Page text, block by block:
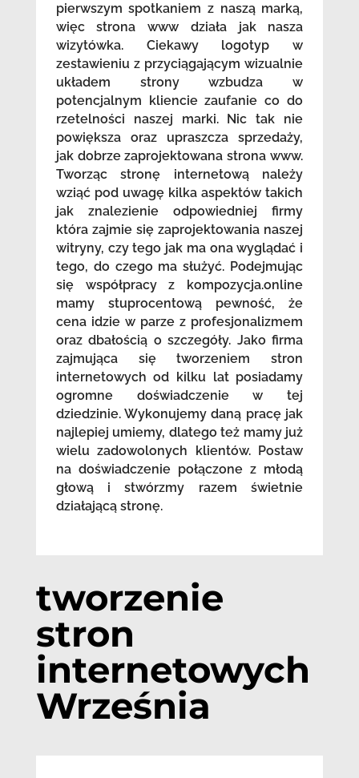
pierwszym spotkaniem z naszą marką,
więc strona www działa jak nasza
wizytówka. Ciekawy logotyp w
zestawieniu z przyciągającym wizualnie
układem strony wzbudza w
potencjalnym kliencie zaufanie co do
rzetelności naszej marki. Nic tak nie
powiększa oraz upraszcza sprzedaży,
jak dobrze zaprojektowana strona www.
Tworząc stronę internetową należy
wziąć pod uwagę kilka aspektów takich
jak znalezienie odpowiedniej firmy
która zajmie się zaprojektowania naszej
witryny, czy tego jak ma ona wyglądać i
tego, do czego ma służyć. Podejmując
się współpracy z kompozycja.online
mamy stuprocentową pewność, że
cena idzie w parze z profesjonalizmem
oraz dbałością o szczegóły. Jako firma
zajmująca się tworzeniem stron
internetowych od kilku lat posiadamy
ogromne doświadczenie w tej
dziedzinie. Wykonujemy daną pracę jak
najlepiej umiemy, dlatego też mamy już
wielu zadowolonych klientów. Postaw
na doświadczenie połączone z młodą
głową i stwórzmy razem świetnie
działającą stronę.
tworzenie
stron
internetowych
Września